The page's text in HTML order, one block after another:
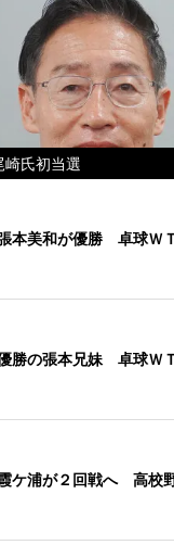
崎氏初当選
本美和が優勝 卓球Ｗ
勝の張本兄妹 卓球Ｗ
ケ浦が２回戦へ 高校